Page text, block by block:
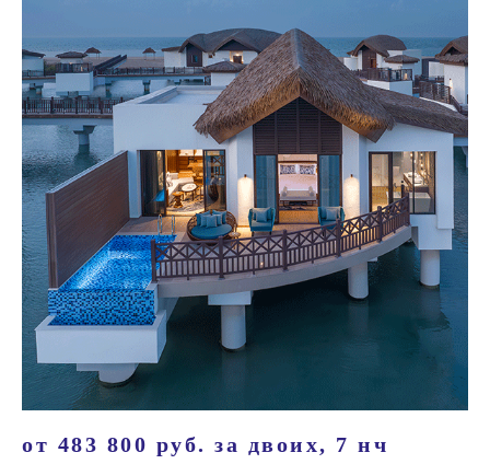
от 483 800 руб. за двоих, 7 нч